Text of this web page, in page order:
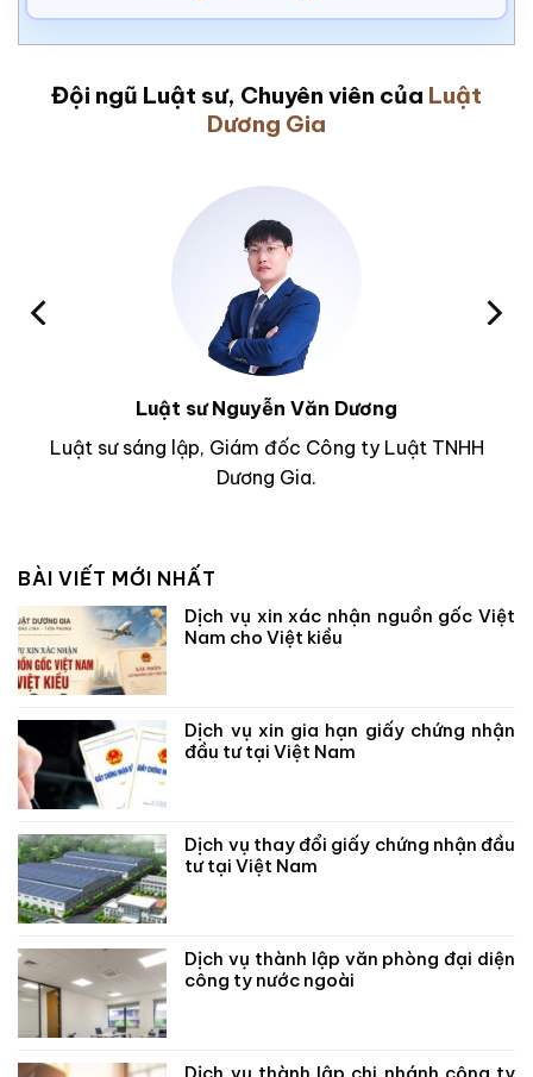
Đội ngũ Luật sư, Chuyên viên của Luật
Dương Gia
Luật sư Nguyễn Văn Dương
Luật sư sáng lập, Giám đốc Công ty Luật TNHH
Dương Gia.
BÀI VIẾT MỚI NHẤT
Dịch vụ xin xác nhận nguồn gốc Việt
Nam cho Việt kiều
Dịch vụ xin gia hạn giấy chứng nhận
đầu tư tại Việt Nam
Dịch vụ thay đổi giấy chứng nhận đầu
tư tại Việt Nam
Dịch vụ thành lập văn phòng đại diện
công ty nước ngoài